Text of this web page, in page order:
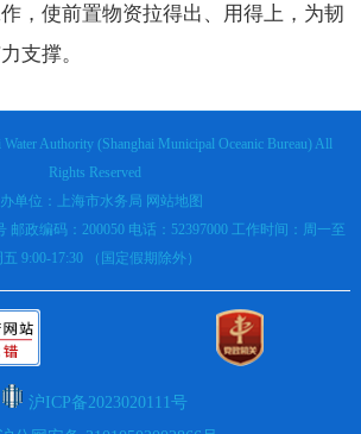
，使前置物资拉得出、用得上，为韧
支撑。
Authority (Shanghai Municipal Oceanic Bureau) All
Rights Reserved
单位：上海市水务局 网站地图
邮政编码：200050 电话：52397000 工作时间：周一至
五 9:00-17:30 （国定假期除外）
沪ICP备2023020111号